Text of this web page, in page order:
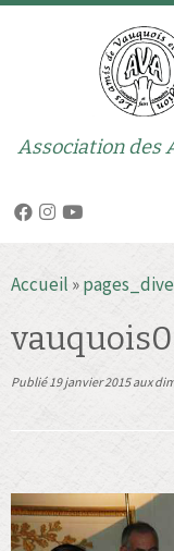
au
Association des
Accueil »
Publié 19 janvier 2015aux